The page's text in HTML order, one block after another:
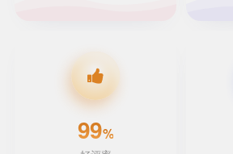
99%